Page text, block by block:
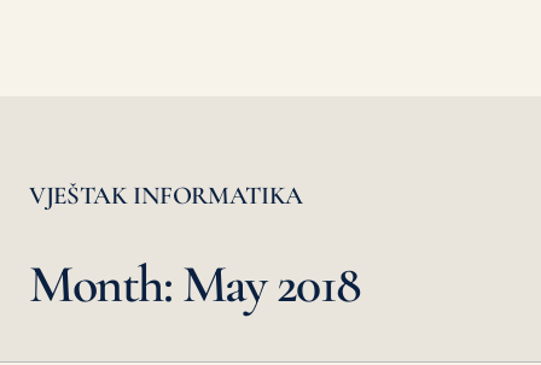
VJEŠTAK INFORMATIKA
Month: May 2018